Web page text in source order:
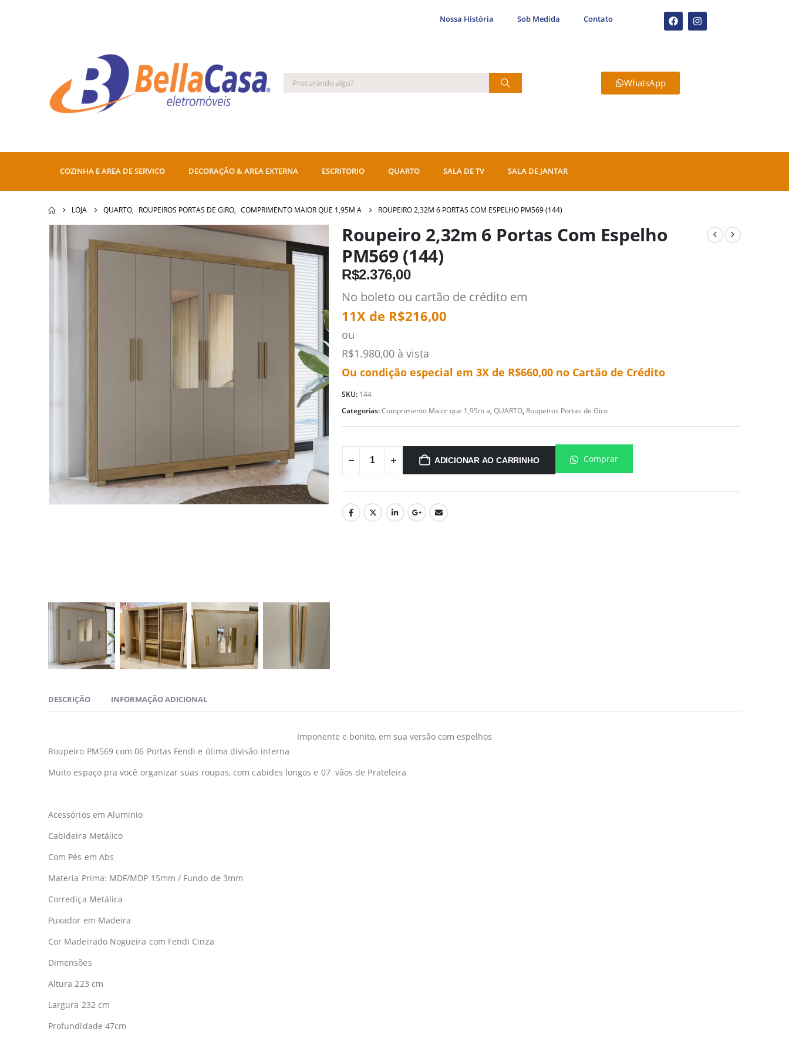
Nossa História Sob Medida Contato
WhatsApp
COZINHA E AREA DE SERVICO DECORAÇÃO & AREA EXTERNA ESCRITORIO QUARTO SALA DE TV SALA DE JANTAR
LOJA QUARTO, ROUPEIROS PORTAS DE GIRO, COMPRIMENTO MAIOR QUE 1,95M A ROUPEIRO 2,32M 6 PORTAS COM ESPELHO PM569 (144)
Roupeiro 2,32m 6 Portas Com Espelho
PM569 (144)
R$2.376,00
No boleto ou cartão de crédito em
11X de R$216,00
ou
R$1.980,00 à vista
Ou condição especial em 3X de R$660,00 no Cartão de Crédito
SKU: 144
Categorias:Comprimento Maior que 1,95m a,QUARTO, Roupeiros Portas de Giro
ADICIONAR AO CARRINHO Comprar
DESCRIÇÃO INFORMAÇÃO ADICIONAL
Imponente e bonito, em sua versão com espelhos
Roupeiro PM569 com 06 Portas Fendi e ótima divisão interna
Muito espaço pra você organizar suas roupas, com cabides longos e 07 vãos de Prateleira
Acessórios em Aluminio
Cabideira Metálico
Com Pés em Abs
Materia Prima: MDF/MDP 15mm / Fundo de 3mm
Corrediça Metálica
Puxador em Madeira
Cor Madeirado Nogueira com Fendi Cinza
Dimensões
Altura 223 cm
Largura 232 cm
Profundidade 47cm